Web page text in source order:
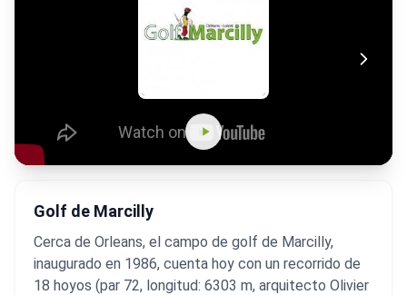
Golf de Marcilly
Cerca de Orleans, el campo de golf de Marcilly,
inaugurado en 1986, cuenta hoy con un recorrido de
18 hoyos (par 72, longitud: 6303 m, arquitecto Olivier